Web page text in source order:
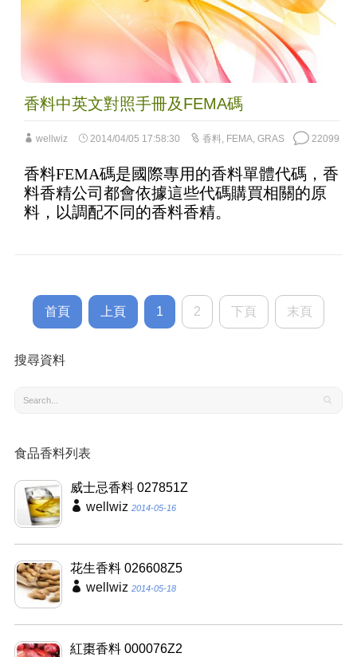
香料中英文對照手冊及FEMA碼
wellwiz 2014/04/05 17:58:30 香料, FEMA, GRAS 22099
香料FEMA碼是國際專用的香料單體代碼，香
料香精公司都會依據這些代碼購買相關的原
料，以調配不同的香料香精。
首頁 上頁 1 2 下頁 末頁
搜尋資料
食品香料列表
威士忌香料 027851Z
wellwiz 2014-05-16
花生香料 026608Z5
wellwiz 2014-05-18
紅棗香料 000076Z2